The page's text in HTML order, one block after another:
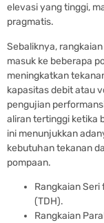
elevasi yang tinggi,
pragmatis.
Sebaliknya,
masuk ke beberapa
meningkatkan
kapasitas debit atau
pengujian
aliran tertinggi ketika
ini menunjukkan
kebutuhan tekanan
pompaan.
Rangkaian
(TDH).
Rangkaian